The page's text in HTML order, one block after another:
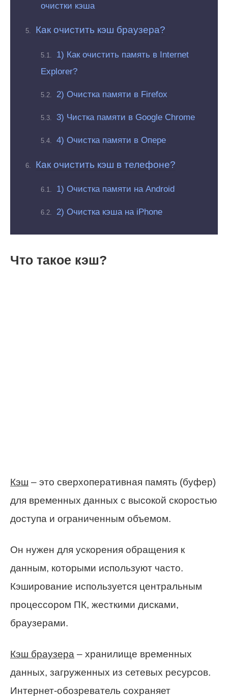
очистки кэша
Как очистить кэш браузера?
1) Как очистить память в Internet
Explorer?
2) Очистка памяти в Firefox
3) Чистка памяти в Google Chrome
4) Очистка памяти в Опере
Как очистить кэш в телефоне?
1) Очистка памяти на Android
2) Очистка кэша на iPhone
Что такое кэш?
Кэш – это сверхоперативная память (буфер)
для временных данных с высокой скоростью
доступа и ограниченным объемом.
Он нужен для ускорения обращения к
данным, которыми используют часто.
Кэширование используется центральным
процессором ПК, жесткими дисками,
браузерами.
Кэш браузера – хранилище временных
данных, загруженных из сетевых ресурсов.
Интернет-обозреватель сохраняет